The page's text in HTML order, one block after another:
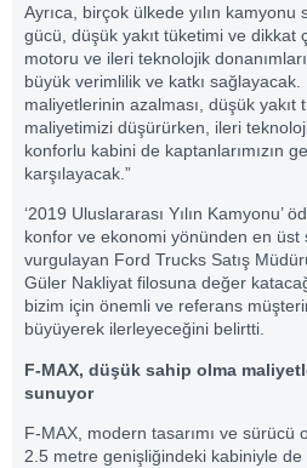
Ayrıca, birçok ülkede yılın
gücü, düşük yakıt tüketimi ve dikkat
motoru ve ileri teknolojik
büyük verimlilik ve katkı sağlayacak.
maliyetlerinin azalması, düşük yakıt
maliyetimizi düşürürken, ileri
konforlu kabini de kaptanlarımızın
karşılayacak.”
‘2019 Uluslararası Yılın Kamyonu’
konfor ve ekonomi yönünden en üst
vurgulayan Ford Trucks Satış
Güler Nakliyat filosuna değer
bizim için önemli ve referans
büyüyerek ilerleyeceğini belirtti.
F-MAX, düşük sahip olma
sunuyor
F-MAX, modern tasarımı ve sürücü
2.5 metre genişliğindeki kabiniyle